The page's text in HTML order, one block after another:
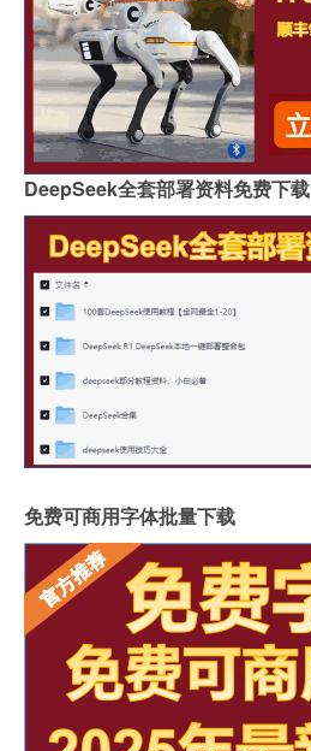
DeepSeek全套部署资料免费下载
免费可商用字体批量下载